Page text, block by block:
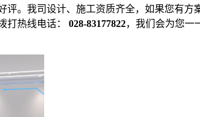
评。我司设计、施工资质齐全，如果您有方
打热线电话：
028-83177822，我们会为您一